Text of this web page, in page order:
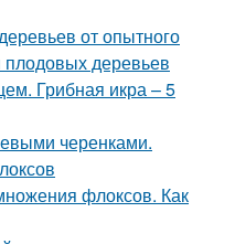
от опытного
плодовых деревьев
Грибная икра – 5
черенками.
флоксов. Как